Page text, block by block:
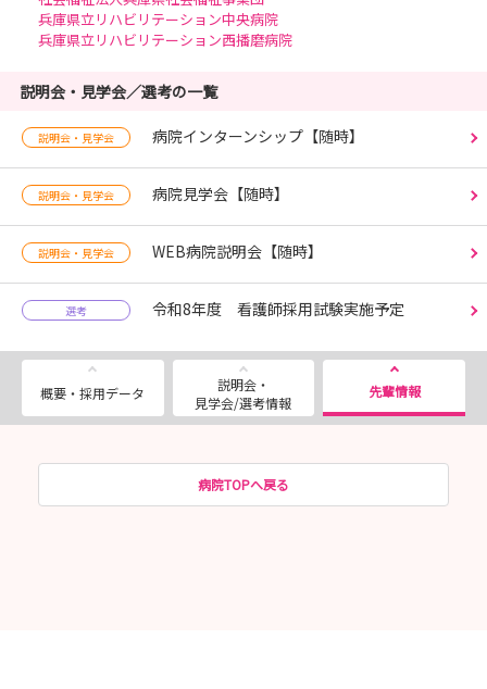
兵庫県立リハビリテーション中央病院
兵庫県立リハビリテーション西播磨病院
説明会・見学会／選考の一覧
説明会・見学会 病院インターンシップ【随時】
説明会・見学会 病院見学会【随時】
説明会・見学会 WEB病院説明会【随時】
選考 令和8年度 看護師採用試験実施予定
概要・採用データ
説明会・
見学会/選考情報
先輩情報
病院TOPへ戻る